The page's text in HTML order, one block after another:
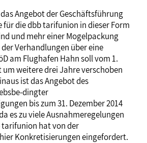
Angebot der Geschäftsführung
für die dbb tarifunion in dieser Form
und mehr einer Mogelpackung
Verhandlungen über eine
am Flughafen Hahn soll vom 1.
um weitere drei Jahre verschoben
ist das Angebot des
dingter
bis zum 31. Dezember 2014
es zu viele Ausnahmeregelungen
tarifunion hat von der
Konkretisierungen eingefordert.